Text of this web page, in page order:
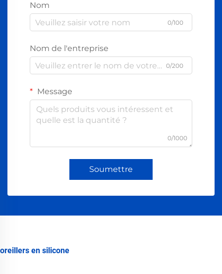
Nom
0/100
Nom de l'entreprise
0/200
Message
0/1000
Soumettre
oreillers en silicone